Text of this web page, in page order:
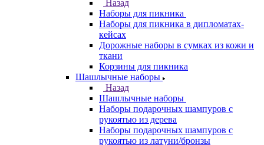
Назад
Наборы для пикника
Наборы для пикника в дипломатах-
кейсах
Дорожные наборы в сумках из кожи и
ткани
Корзины для пикника
Шашлычные наборы
Назад
Шашлычные наборы
Наборы подарочных шампуров с
рукоятью из дерева
Наборы подарочных шампуров с
рукоятью из латуни/бронзы